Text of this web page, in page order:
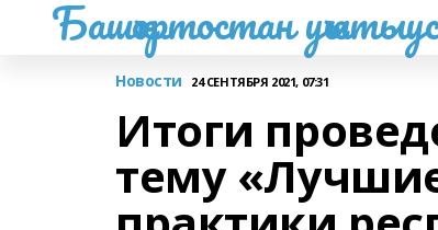
Башҡортостан
Новости 24 СЕНТЯБРЯ 2021, 07:31
Итоги
тему